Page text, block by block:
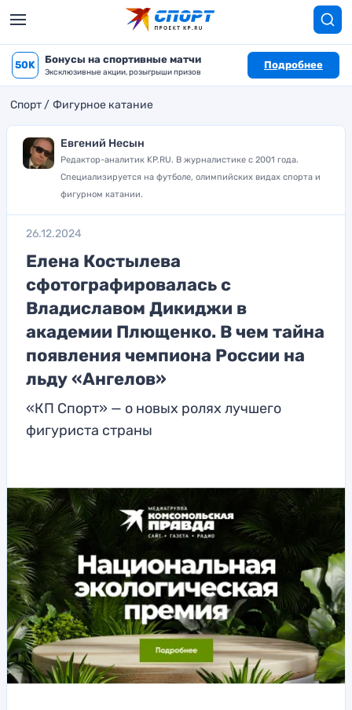
50K Бонусы на спортивные матчи
Эксклюзивные акции, розыгрыши призов
Подробнее
Спорт Фигурное катание
Евгений Несын
Редактор-аналитик KP.RU. В журналистике с 2001 года.
Специализируется на футболе, олимпийских видах спорта и
фигурном катании.
26.12.2024
Елена Костылева
сфотографировалась с
Владиславом Дикиджи в
академии Плющенко. В чем тайна
появления чемпиона России на
льду «Ангелов»
«КП Спорт» — о новых ролях лучшего
фигуриста страны